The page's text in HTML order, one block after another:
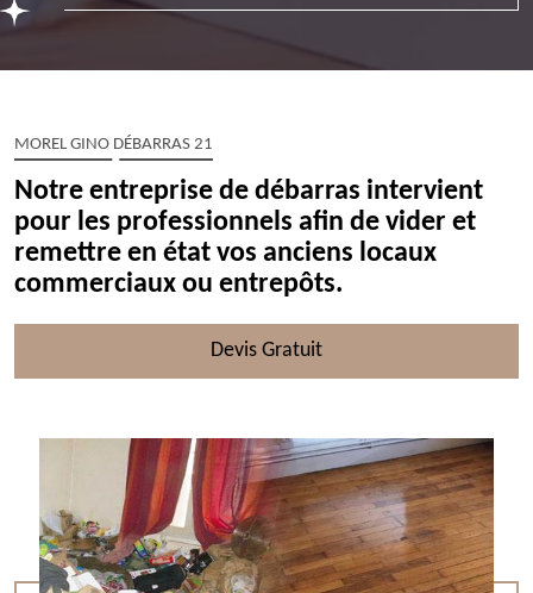
MOREL GINO DÉBARRAS 21
Notre entreprise de débarras intervient
pour les professionnels afin de vider et
remettre en état vos anciens locaux
commerciaux ou entrepôts.
Devis Gratuit